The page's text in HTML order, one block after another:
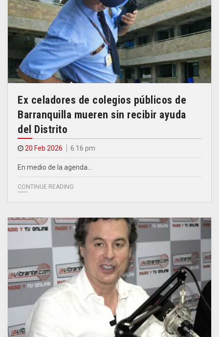
Ex celadores de colegios públicos de
Barranquilla mueren sin recibir ayuda
del Distrito
20 Feb 2026 6.16 pm
En medio de la agenda…
CONTINUE READING